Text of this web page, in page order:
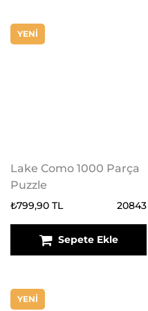
YENİ
Lake Como 1000 Parça
Puzzle
₺799,90 TL 20843
Sepete Ekle
YENİ